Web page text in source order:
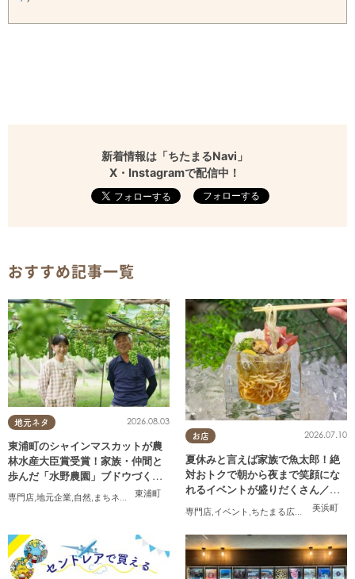
新着情報は「ちたまるNavi」
X・Instagramで配信中！
フォローする
おすすめ記事一覧
地元ネタ
東浦町
2026.08.03
東浦町のシャインマスカットが農
林水産大臣賞受賞！家族・仲間と
歩んだ「水野農園」ブドウづくり
の軌跡
専門店,地元企業,自然, まちネタ 季節ネタ ちたまるスタイル掲載店,夫婦,家族
お店
美浜町
2026.07.10
夏休みと言えば家族で魚太郎！絶
対おトクで朝から夜まで笑顔にな
れるイベントが盛りだくさん／ち
たまる広告
専門店,イベント ,ちたまる広告 家族